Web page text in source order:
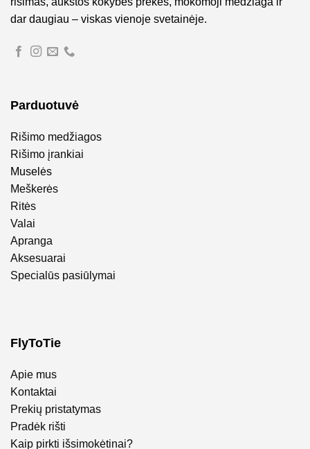
dar daugiau – viskas vienoje svetainėje.
Parduotuvė
Rišimo medžiagos
Rišimo įrankiai
Muselės
Meškerės
Ritės
Valai
Apranga
Aksesuarai
Specialūs pasiūlymai
FlyToTie
Apie mus
Kontaktai
Prekių pristatymas
Pradėk rišti
Kaip pirkti išsimokėtinai?